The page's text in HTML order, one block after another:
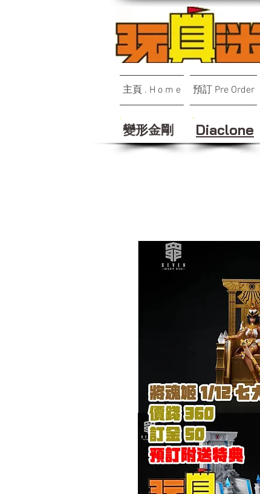
主頁 . H o m e 預訂 Pre Order
變形金剛 Diaclone